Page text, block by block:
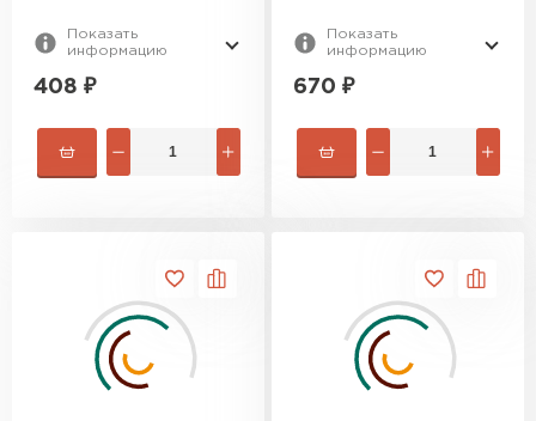
Показать
информацию
408 ₽
Показать
информацию
670 ₽